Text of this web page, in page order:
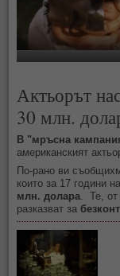
Актьорът
30 млн.
В "мръсна
американският
По-рано ви
които за 17 години
млн. долара . Те,
разказват за